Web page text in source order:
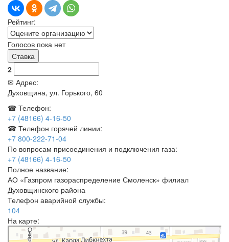
Рейтинг:
Голосов пока нет
2
✉ Адрес:
Духовщина, ул. Горького, 60
☎ Телефон:
+7 (48166) 4-16-50
☎ Телефон горячей линии:
+7 800-222-71-04
По вопросам присоединения и подключения газа:
+7 (48166) 4-16-50
Полное название:
АО «Газпром газораспределение Смоленск» филиал
Духовщинского района
Телефон аварийной службы:
104
На карте:
Духовщина
Улица Максима Горького, 60 — Яндекс.Карты